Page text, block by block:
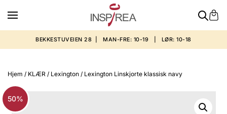
BEKKESTUVEIEN 28 | MAN-FRE: 10-19 | LØR: 10-18
Hjem / KLÆR / Lexington / Lexington Linskjorte klassisk navy
50%